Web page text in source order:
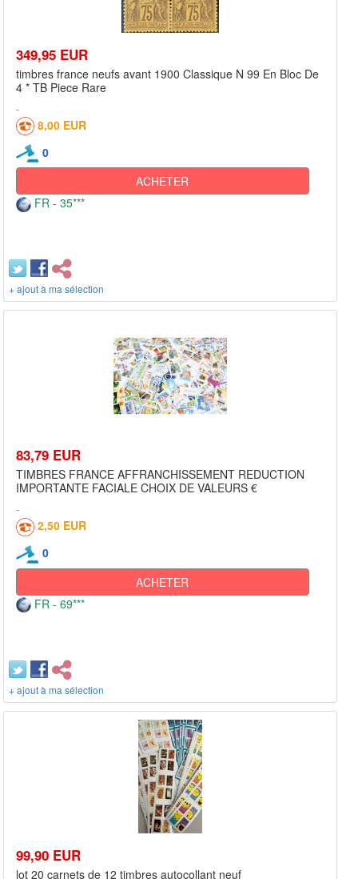
349,95 EUR
timbres france neufs avant 1900 Classique N 99 En Bloc De
4 * TB Piece Rare
8,00 EUR
0
ACHETER
FR - 35***
+ ajout à ma sélection
83,79 EUR
TIMBRES FRANCE AFFRANCHISSEMENT REDUCTION
IMPORTANTE FACIALE CHOIX DE VALEURS €
2,50 EUR
0
ACHETER
FR - 69***
+ ajout à ma sélection
99,90 EUR
lot 20 carnets de 12 timbres autocollant neuf